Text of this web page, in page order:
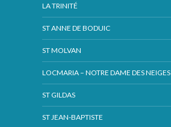
LA TRINITÉ
ST ANNE DE BODUIC
ST MOLVAN
LOCMARIA – NOTRE DAME DES NEIGES
ST GILDAS
ST JEAN-BAPTISTE